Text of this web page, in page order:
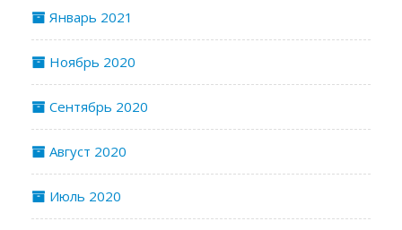
Январь 2021
Ноябрь 2020
Сентябрь 2020
Август 2020
Июль 2020